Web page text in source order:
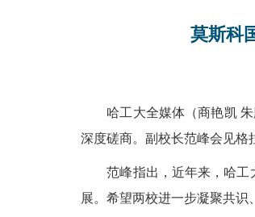
莫斯科
哈工大全媒体（商艳凯
深度磋商。副校长范峰会见格
范峰指出，近年来，哈
展。希望两校进一步凝聚共识